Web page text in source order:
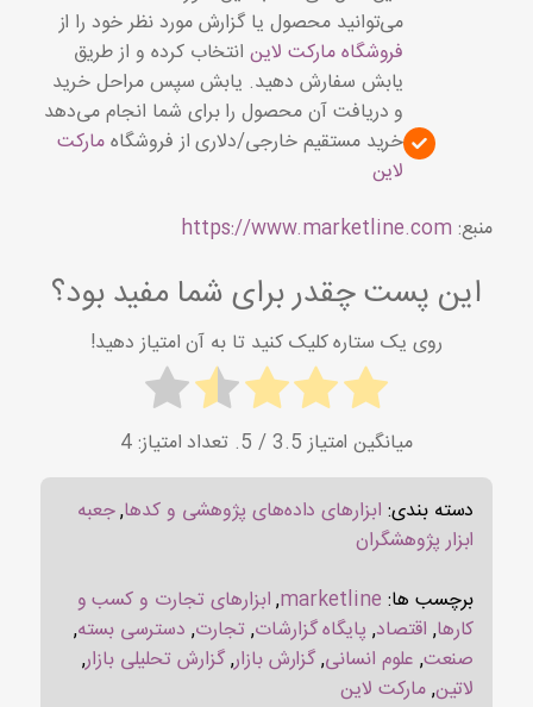
می‌توانید محصول یا گزارش مورد نظر خود را از
فروشگاه مارکت لاینانتخاب کرده و از طریق
یابش سفارش دهید. یابش سپس مراحل خرید
و دریافت آن محصول را برای شما انجام می‌دهد
خرید مستقیم خارجی/دلاری از فروشگاهمارکت
لاین
منبع: https://www.marketline.com
این پست چقدر برای شما مفید بود؟
روی یک ستاره کلیک کنید تا به آن امتیاز دهید!
میانگین امتیاز3.5 / 5. تعداد امتیاز: 4
دسته بندی: ابزارهای داده‌های پژوهشی و کدها,جعبه
ابزار پژوهشگران
برچسب ها: marketline
,ابزارهای تجارت و کسب و
کارها, اقتصاد, پایگاه گزارشات,تجارت, دسترسی بسته,
صنعت, علوم انسانی,گزارش بازار,گزارش تحلیلی بازار,
لاتین,مارکت لاین